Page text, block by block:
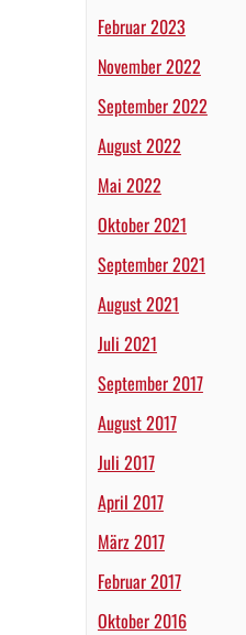
Februar 2023
November 2022
September 2022
August 2022
Mai 2022
Oktober 2021
September 2021
August 2021
Juli 2021
September 2017
August 2017
Juli 2017
April 2017
März 2017
Februar 2017
Oktober 2016